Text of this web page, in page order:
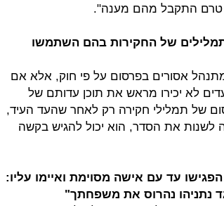
טרם התקבל מהם מענה".
של החקירות בהם השתמשו
אסורים בפרסום על פי חוק, אלא אם
לא יכירו מראש את תוכן עדותם של
של תמלילי חקירה רק לאחר שהעד העיד,
לשנות את הסדר, הוא יכול להגיש בקשה
עד עם אישה מסוימת ואיימו עליו:
נתניהו נהרוס את משפחתך"